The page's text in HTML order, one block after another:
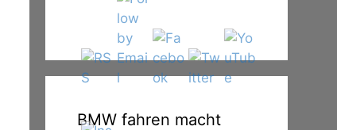
BMW fahren macht